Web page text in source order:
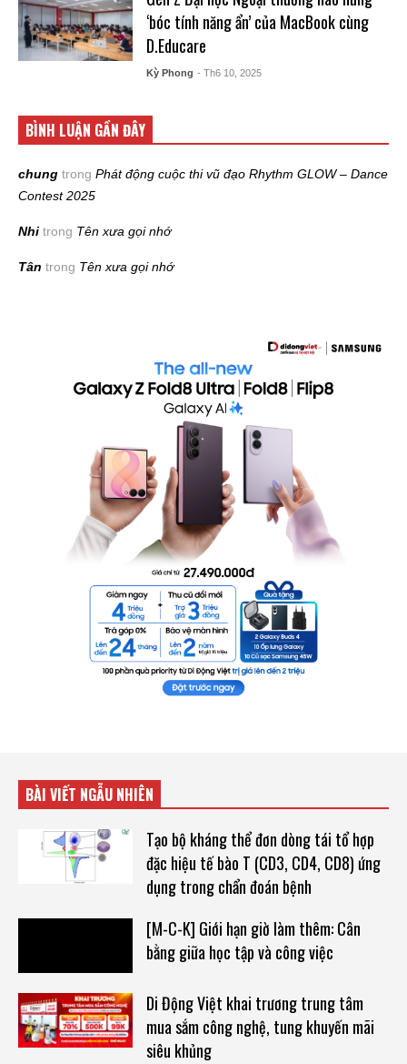
‘bóc tính năng ẩn’ của MacBook cùng
D.Educare
Kỳ Phong - Th6 10, 2025
BÌNH LUẬN GẦN ĐÂY
chung trong Phát động cuộc thi vũ đạo Rhythm GLOW – Dance
Contest 2025
Nhi trong Tên xưa gọi nhớ
Tân trong Tên xưa gọi nhớ
BÀI VIẾT NGẪU NHIÊN
Tạo bộ kháng thể đơn dòng tái tổ hợp
đặc hiệu tế bào T (CD3, CD4, CD8) ứng
dụng trong chẩn đoán bệnh
[M-C-K] Giới hạn giờ làm thêm: Cân
bằng giữa học tập và công việc
Di Động Việt khai trương trung tâm
mua sắm công nghệ, tung khuyến mãi
siêu khủng